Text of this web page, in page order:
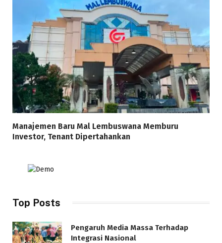
Manajemen Baru Mal Lembuswana Memburu
Investor, Tenant Dipertahankan
Top Posts
Pengaruh Media Massa Terhadap
Integrasi Nasional